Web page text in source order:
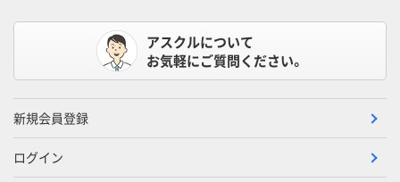
アスクルについて
お気軽にご質問ください。
新規会員登録
ログイン